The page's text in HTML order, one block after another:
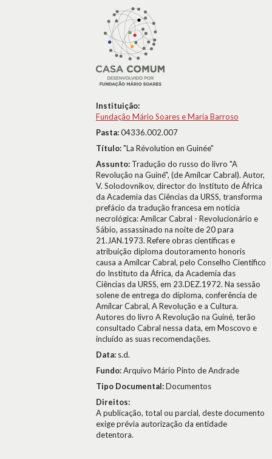
Instituição:
Fundação Mário Soares e Maria Barroso
Pasta:04336.002.007
Título:"La Révolution en Guinée"
Assunto: Tradução do russo do livro "A
Revolução na Guiné", (de Amílcar Cabral). Autor,
V. Solodovnikov, director do Instituto de África
da Academia das Ciências da URSS, transforma
prefácio da tradução francesa em notícia
necrológica: Amílcar Cabral - Revolucionário e
Sábio, assassinado na noite de 20 para
21.JAN.1973. Refere obras científicas e
atribuição diploma doutoramento honoris
causa a Amílcar Cabral, pelo Conselho Científico
do Instituto da África, da Academia das
Ciências da URSS, em 23.DEZ.1972. Na sessão
solene de entrega do diploma, conferência de
Amílcar Cabral, A Revolução e a Cultura.
Autores do livro A Revolução na Guiné, terão
consultado Cabral nessa data, em Moscovo e
incluído as suas recomendações.
Data: s.d.
Fundo:Arquivo Mário Pinto de Andrade
Tipo Documental:Documentos
Direitos:
A publicação, total ou parcial, deste documento
exige prévia autorização da entidade
detentora.